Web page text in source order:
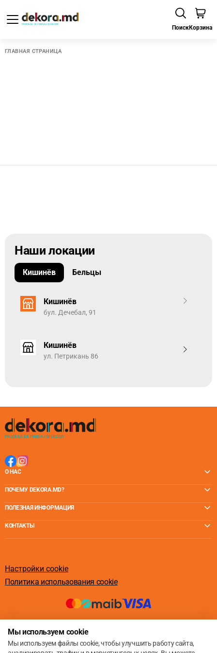
ПоискКорзина
ГЛАВНАЯ СТРАНИЦА
Наши локации
Кишинёв Бельцы
Кишинёв
бул. Дечебал, 91
Кишинёв
ул. Петрикань 86
О НАС
ПОЧЕМУ DEKORA.MD?
ПОЛЕЗНАЯ ИНФОРМАЦИЯ
КОНТАКТЫ
Настройки cookie
Политика использования cookie
Мы используем cookie
Мы используем файлы cookie, чтобы улучшить работу сайта,